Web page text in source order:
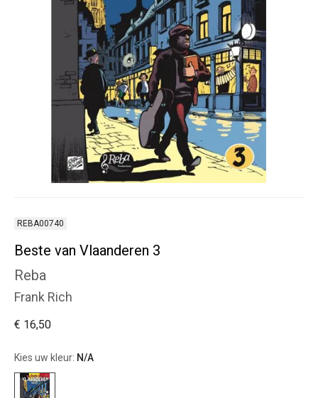
REBA00740
Beste van Vlaanderen 3
Reba
Frank Rich
€ 16,50
Kies uw kleur: N/A